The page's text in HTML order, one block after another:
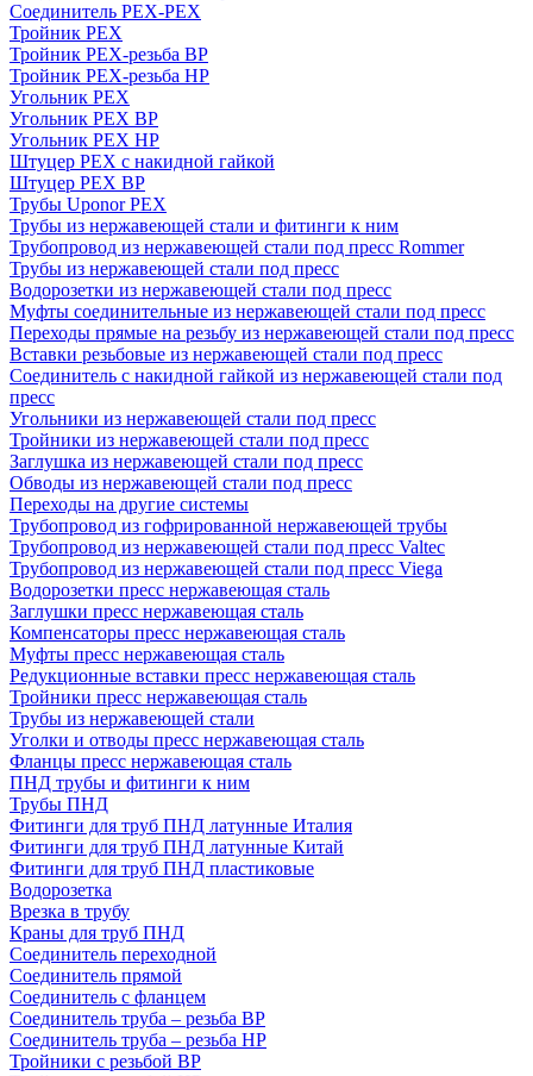
Соединитель PEX-PEX
Тройник PEX
Тройник PEX-резьба ВР
Тройник PEX-резьба НР
Угольник PEX
Угольник PEX ВР
Угольник PEX НР
Штуцер PEX c накидной гайкой
Штуцер PEX ВР
Трубы Uponor PEX
Трубы из нержавеющей стали и фитинги к ним
Трубопровод из нержавеющей стали под пресс Rommer
Трубы из нержавеющей стали под пресс
Водорозетки из нержавеющей стали под пресс
Муфты соединительные из нержавеющей стали под пресс
Переходы прямые на резьбу из нержавеющей стали под пресс
Вставки резьбовые из нержавеющей стали под пресс
Соединитель с накидной гайкой из нержавеющей стали под
пресс
Угольники из нержавеющей стали под пресс
Тройники из нержавеющей стали под пресс
Заглушка из нержавеющей стали под пресс
Обводы из нержавеющей стали под пресс
Переходы на другие системы
Трубопровод из гофрированной нержавеющей трубы
Трубопровод из нержавеющей стали под пресс Valtec
Трубопровод из нержавеющей стали под пресс Viega
Водорозетки пресс нержавеющая сталь
Заглушки пресс нержавеющая сталь
Компенсаторы пресс нержавеющая сталь
Муфты пресс нержавеющая сталь
Редукционные вставки пресс нержавеющая сталь
Тройники пресс нержавеющая сталь
Трубы из нержавеющей стали
Уголки и отводы пресс нержавеющая сталь
Фланцы пресс нержавеющая сталь
ПНД трубы и фитинги к ним
Трубы ПНД
Фитинги для труб ПНД латунные Италия
Фитинги для труб ПНД латунные Китай
Фитинги для труб ПНД пластиковые
Водорозетка
Врезка в трубу
Краны для труб ПНД
Соединитель переходной
Соединитель прямой
Соединитель с фланцем
Соединитель труба – резьба ВР
Соединитель труба – резьба НР
Тройники с резьбой ВР